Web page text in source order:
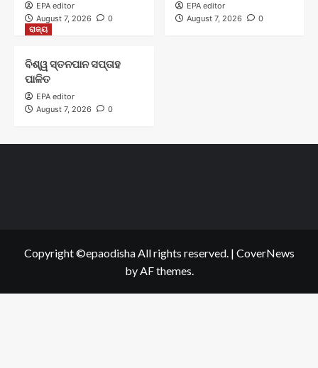
EPA editor
August 7, 2026
0
EPA editor
August 7, 2026
0
ରାଜ୍ୟ
ବିଶ୍ୱ ସ୍ତନପାନ ସପ୍ତାହ
ପାଳିତ
EPA editor
August 7, 2026
0
Copyright ©epaodisha All rights reserved. | CoverNews
by AF themes.